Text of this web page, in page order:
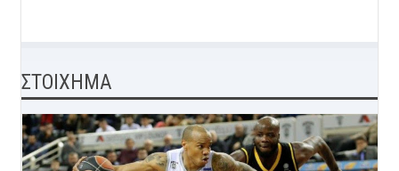
ΣΤΟΙΧΗΜΑ